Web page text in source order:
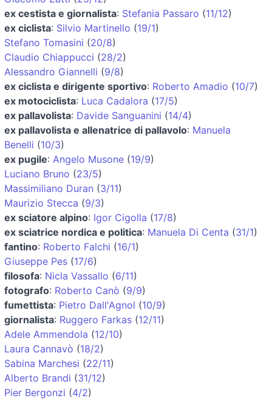
ex cestista e giornalista: Stefania Passaro (11/12)
ex ciclista: Silvio Martinello (19/1)
Stefano Tomasini (20/8)
Claudio Chiappucci (28/2)
Alessandro Giannelli (9/8)
ex ciclista e dirigente sportivo: Roberto Amadio (10/7)
ex motociclista: Luca Cadalora (17/5)
ex pallavolista: Davide Sanguanini (14/4)
ex pallavolista e allenatrice di pallavolo: Manuela
Benelli (10/3)
ex pugile: Angelo Musone (19/9)
Luciano Bruno (23/5)
Massimiliano Duran (3/11)
Maurizio Stecca (9/3)
ex sciatore alpino: Igor Cigolla (17/8)
ex sciatrice nordica e politica: Manuela Di Centa (31/1)
fantino: Roberto Falchi (16/1)
Giuseppe Pes (17/6)
filosofa: Nicla Vassallo (6/11)
fotografo: Roberto Canò (9/9)
fumettista: Pietro Dall'Agnol (10/9)
giornalista: Ruggero Farkas (12/11)
Adele Ammendola (12/10)
Laura Cannavò (18/2)
Sabina Marchesi (22/11)
Alberto Brandi (31/12)
Pier Bergonzi (4/2)